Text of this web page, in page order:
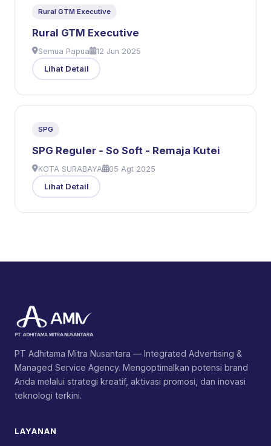
Rural GTM Executive
Rural GTM Executive
Semua Papua 12 Jun 2025
Lihat Detail
SPG
SPG Reguler - So Soft - Remaja Kutei
KOTA SURABAYA 05 Agt 2025
Lihat Detail
PT Adhitama Mitra Nusantara — Integrated Advertising &
Managed Service Agency. Mengoptimalkan potensi brand
Anda melalui strategi kreatif, aktivasi promosi, dan inovasi
teknologi terkini.
LAYANAN